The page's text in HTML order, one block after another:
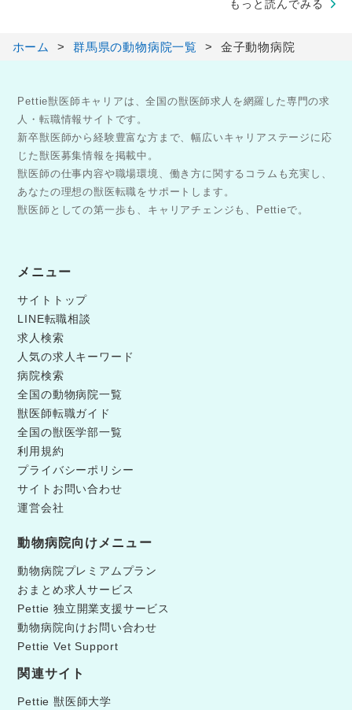
もっと読んでみる
ホーム 群馬県の動物病院一覧 金子動物病院
Pettie獣医師キャリアは、全国の獣医師求人を網羅した専門の求
人・転職情報サイトです。
新卒獣医師から経験豊富な方まで、幅広いキャリアステージに応
じた獣医募集情報を掲載中。
獣医師の仕事内容や職場環境、働き方に関するコラムも充実し、
あなたの理想の獣医転職をサポートします。
獣医師としての第一歩も、キャリアチェンジも、Pettieで。
メニュー
サイトトップ
LINE転職相談
求人検索
人気の求人キーワード
病院検索
全国の動物病院一覧
獣医師転職ガイド
全国の獣医学部一覧
利用規約
プライバシーポリシー
サイトお問い合わせ
運営会社
動物病院向けメニュー
動物病院プレミアムプラン
おまとめ求人サービス
Pettie 独立開業支援サービス
動物病院向けお問い合わせ
Pettie Vet Support
関連サイト
Pettie 獣医師大学